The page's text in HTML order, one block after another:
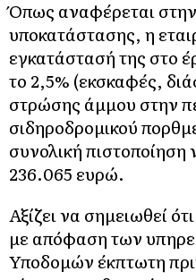
Όπως αναφέρεται
υποκατάστασης, η
εγκατάστασή της στο
το 2,5% (εκσκαφές,
στρώσης άμμου στην
σιδηροδρομικού
συνολική πιστοποίηση
236.065 ευρώ.
Αξίζει να σημειωθεί
με απόφαση των
Υποδομών έκπτωτη